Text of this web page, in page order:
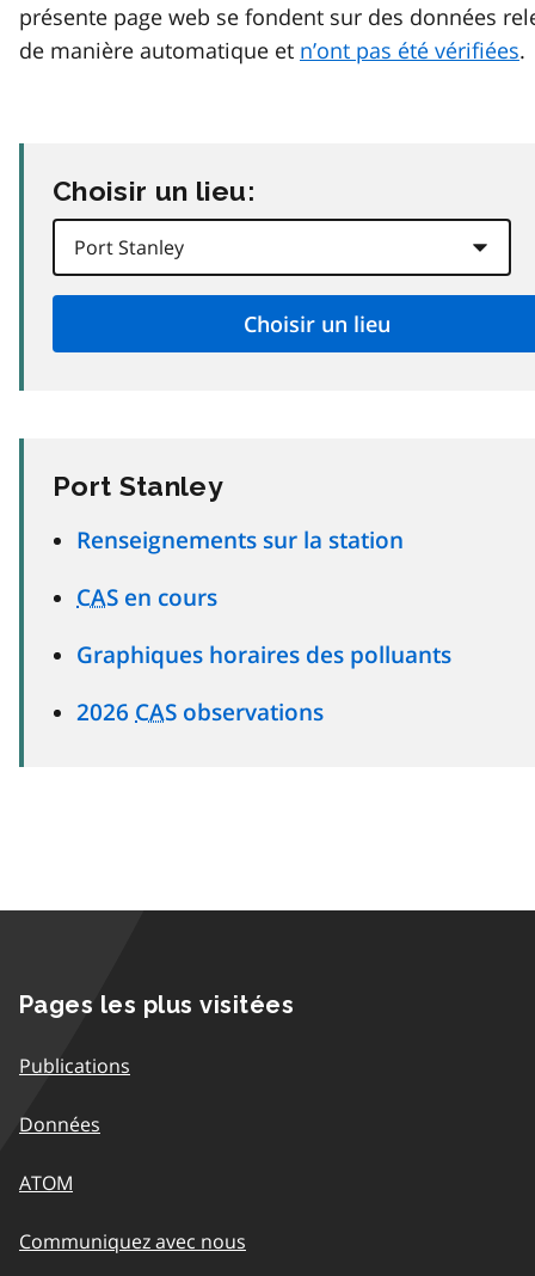
présente page web se fondent sur des données
de manière automatique et n’ont pas été vérifiées.
Choisir un lieu:
Port Stanley
Renseignements sur la station
CAS en cours
Graphiques horaires des polluants
2026 CAS observations
Pages les plus visitées
Publications
Données
ATOM
Communiquez avec nous